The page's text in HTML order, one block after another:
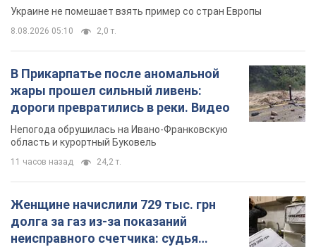
Женщине начислили 729 тыс. грн
долга за газ из-за показаний
неисправного счетчика: судья
вынес неожиданное решение
6 часов назад 30,8 т.